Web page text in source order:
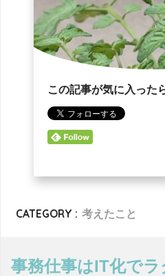
この記事が気に入った
CATEGORY : 考えたこと
事務仕事はIT化でラ